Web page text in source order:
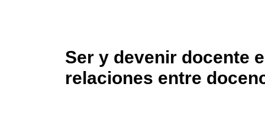
Ser y devenir docente
relaciones entre